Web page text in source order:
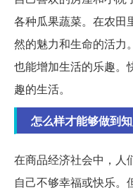
各种瓜果蔬菜。在农田
然的魅力和生命的活力
也能增加生活的乐趣。
趣的生活。
怎么样才能够做到
在商品经济社会中，人
自己不够幸福或快乐。